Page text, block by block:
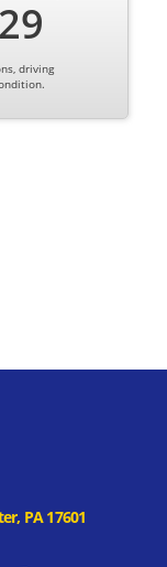
29
driving
PA 17601